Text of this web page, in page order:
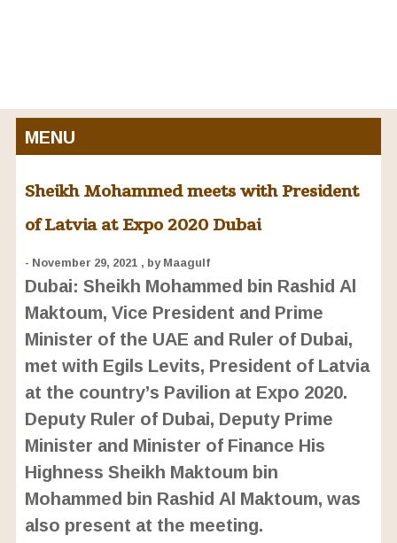
MENU
Sheikh Mohammed meets with President
of Latvia at Expo 2020 Dubai
- November 29, 2021 , by Maagulf
Dubai: Sheikh Mohammed bin Rashid Al
Maktoum, Vice President and Prime
Minister of the UAE and Ruler of Dubai,
met with Egils Levits, President of Latvia
at the country’s Pavilion at Expo 2020.
Deputy Ruler of Dubai, Deputy Prime
Minister and Minister of Finance His
Highness Sheikh Maktoum bin
Mohammed bin Rashid Al Maktoum, was
also present at the meeting.